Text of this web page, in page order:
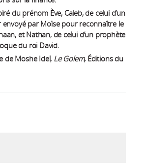
du prénom Ève, Caleb, de celui d’un
par Moïse pour reconnaître le
et Nathan, de celui d’un prophète
du roi David.
de Moshe Idel, Le Golem,Éditions du